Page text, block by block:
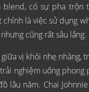
blend, có sự pha trộn
là việc sử dụng
cũng rất sâu lắng.
vị khói nhẹ nhàng,
nghiệm uống
năm. Chai